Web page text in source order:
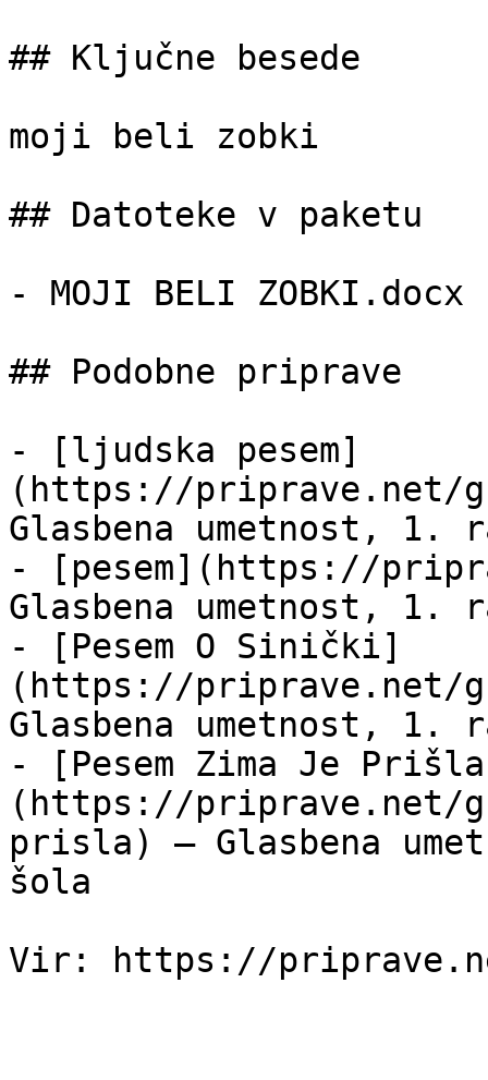
## Ključne besede
moji beli zobki
## Datoteke v paketu
- MOJI BELI
## Podobne priprave
- [ljudska pesem]
(https://priprave.net/
Glasbena umetnost, 1.
- [pesem](https://
Glasbena umetnost, 1.
- [Pesem O Sinički]
(https://priprave.net/
Glasbena umetnost, 1.
- [Pesem Zima Je
(https://priprave.net/
prisla) — Glasbena
šola